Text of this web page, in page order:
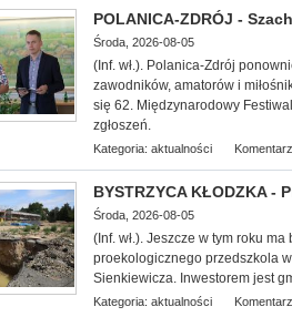
POLANICA-ZDRÓJ -
Środa, 2026-08-05
(Inf. wł.). Polanica-Zdrój
zawodników, amatorów i
się 62. Międzynarodowy
zgłoszeń.
Kategoria: aktualności
BYSTRZYCA KŁODZKA -
Środa, 2026-08-05
(Inf. wł.). Jeszcze w tym roku ma
proekologicznego przedszkola
Sienkiewicza. Inwestorem jest
Kategoria: aktualności